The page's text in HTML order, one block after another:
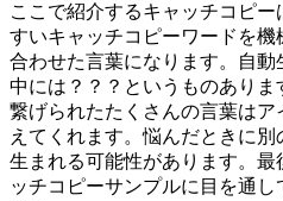
ここで紹介するキャッチコピー
すいキャッチコピーワードを機
合わせた言葉になります。自動
中には？？？というものありま
繋げられたたくさんの言葉はア
えてくれます。悩んだときに別
生まれる可能性があります。最
ッチコピーサンプルに目を通し